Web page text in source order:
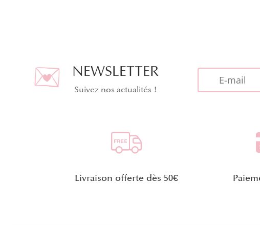
NEWSLETTER
Suivez nos actualités !
Livraison offerte dès 50€